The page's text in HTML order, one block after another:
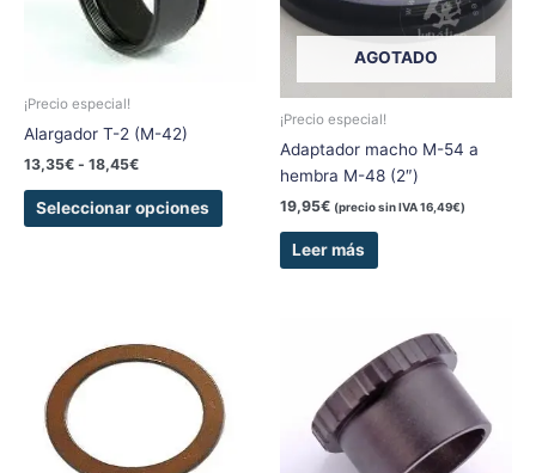
¡Precio especial!
Alargador T-2 (M-42)
13,35€ - 18,45€
Seleccionar opciones
página
de
AGOTADO
¡Precio especial!
Adaptador macho M-54 a
hembra M-48 (2″)
19,95€ (precio sin IVA16,49€)
Leer más
de
precios:
múltiples
variantes.